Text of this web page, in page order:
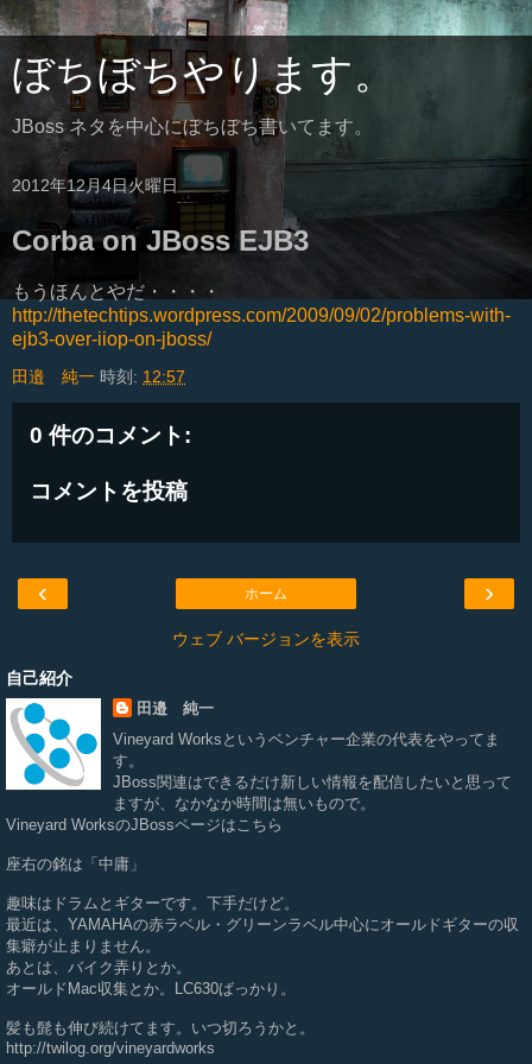
ぼちぼちやります。
JBoss ネタを中心にぼちぼち書いてます。
2012年12月4日火曜日
Corba on JBoss EJB3
もうほんとやだ・・・・
http://thetechtips.wordpress.com/2009/09/02/problems-with-
ejb3-over-iiop-on-jboss/
田邉 純一 時刻: 12:57
0 件のコメント:
コメントを投稿
‹ ›
ホーム
ウェブ バージョンを表示
自己紹介
田邉 純一
Vineyard Works というベンチャー企業の代表をやってま
す。
JBoss関連はできるだけ新しい情報を配信したいと思って
ますが、なかなか時間は無いもので。
Vineyard WorksのJBossページはこちら
座右の銘は「中庸」
趣味はドラムとギターです。下手だけど。
最近は、YAMAHAの赤ラベル・グリーンラベル中心にオールドギターの収
集癖が止まりません。
あとは、バイク弄りとか。
オールドMac収集とか。LC630ばっかり。
髪も髭も伸び続けてます。いつ切ろうかと。
http://twilog.org/vineyardworks